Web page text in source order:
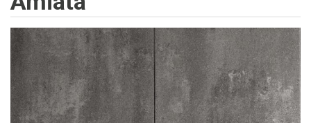
Ga
naar
het
de
afbeeldingen-
gallerij